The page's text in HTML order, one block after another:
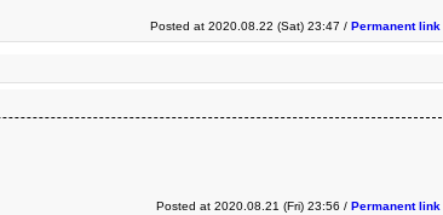
Posted at 2020.08.22 (Sat) 23:47 / Permanent link
Posted at 2020.08.21 (Fri) 23:56 / Permanent link